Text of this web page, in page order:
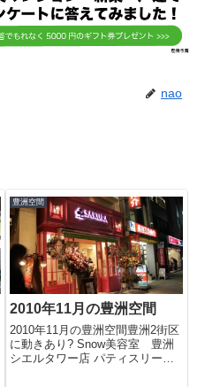
nao
豊洲空間
2010年11月の豊洲空間
2010年11月の豊洲空間豊洲2街区
に動きあり? Snow美容室 豊洲
シエルタワー店 パティスリー